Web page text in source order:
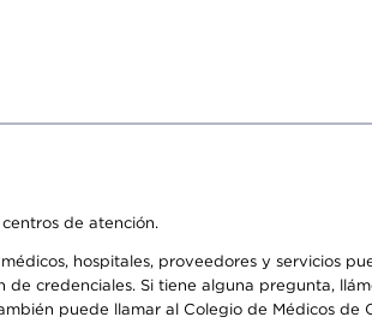
de atención.
hospitales, proveedores y servicios
credenciales. Si tiene alguna pregunta,
puede llamar al Colegio de Médicos